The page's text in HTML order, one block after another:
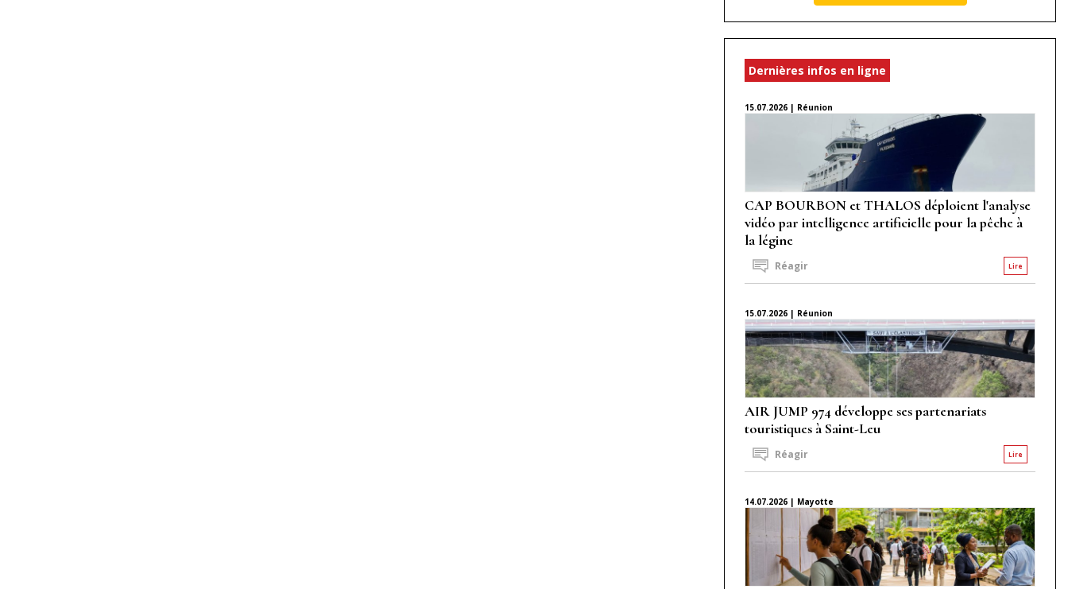
Dernières infos en ligne
15.07.2026 | Réunion
CAP BOURBON et THALOS déploient l'analyse
vidéo par intelligence artificielle pour la pêche à
la légine
Lire
Réagir
15.07.2026 | Réunion
AIR JUMP 974 développe ses partenariats
touristiques à Saint-Leu
Lire
Réagir
14.07.2026 | Mayotte